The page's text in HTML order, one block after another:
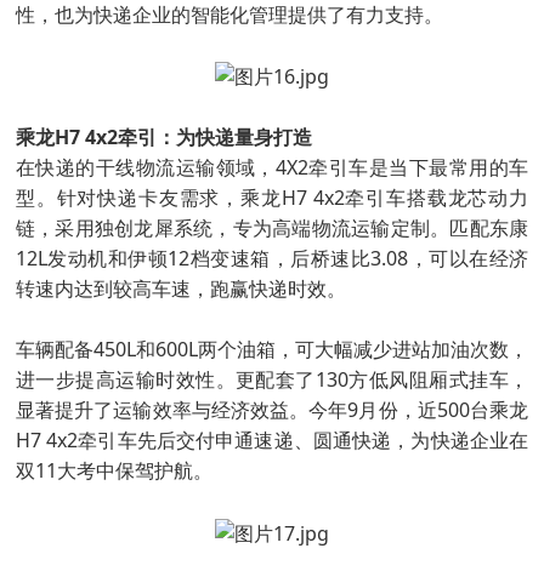
性，也为快递企业的智能化管理提供了有力支持。
乘龙H7 4x2牵引：为快递量身打造
在快递的干线物流运输领域，4X2牵引车是当下最常用的车
型。针对快递卡友需求，乘龙H7 4x2牵引车搭载龙芯动力
链，采用独创龙犀系统，专为高端物流运输定制。匹配东康
12L发动机和伊顿12档变速箱，后桥速比3.08，可以在经济
转速内达到较高车速，跑赢快递时效。
车辆配备450L和600L两个油箱，可大幅减少进站加油次数，
进一步提高运输时效性。更配套了130方低风阻厢式挂车，
显著提升了运输效率与经济效益。今年9月份，近500台乘龙
H7 4x2牵引车先后交付申通速递、圆通快递，为快递企业在
双11大考中保驾护航。